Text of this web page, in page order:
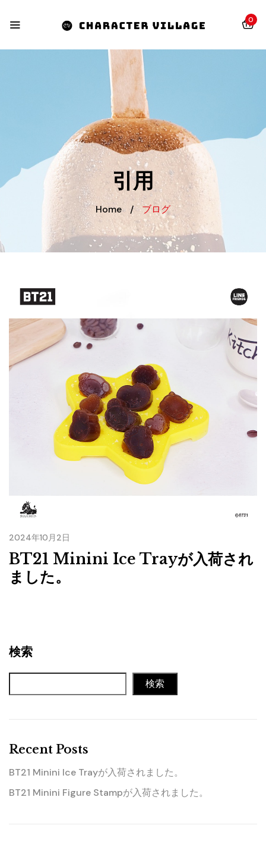
0
引用
Home / ブログ
2024年10月2日
BT21 Minini Ice Trayが入荷され
ました。
検索
検索
Recent Posts
BT21 Minini Ice Trayが入荷されました。
BT21 Minini Figure Stampが入荷されました。